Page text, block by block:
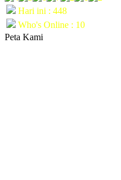
Hari ini : 448
Who's Online : 10
Peta Kami